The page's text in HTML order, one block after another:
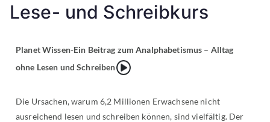
Lese- und Schreibkurs
Planet Wissen-Ein Beitrag zum Analphabetismus – Alltag
ohne Lesen und Schreiben
{Play}
Die Ursachen, warum 6,2 Millionen Erwachsene nicht
ausreichend lesen und schreiben können, sind vielfältig. Der